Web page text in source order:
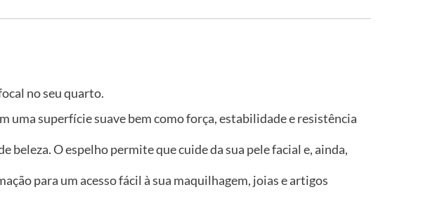
no seu quarto.
uma superfície suave bem como força, estabilidade e resistência
O espelho permite que cuide da sua pele facial e, ainda,
para um acesso fácil à sua maquilhagem, joias e artigos